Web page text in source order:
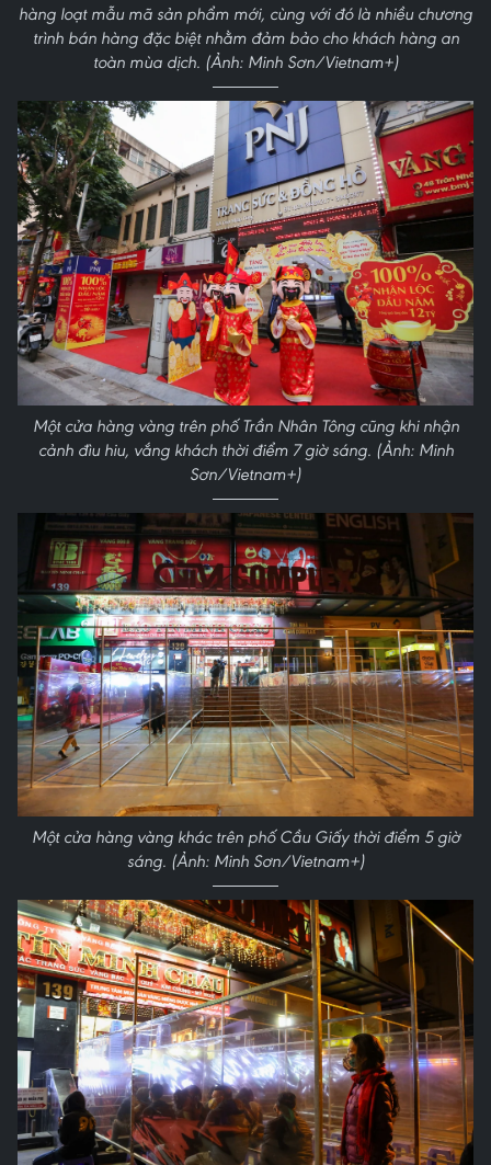
hàng loạt mẫu mã sản phẩm mới, cùng với đó là nhiều chương
trình bán hàng đặc biệt nhằm đảm bảo cho khách hàng an
toàn mùa dịch. (Ảnh: Minh Sơn/Vietnam+)
Một cửa hàng vàng trên phố Trần Nhân Tông cũng khi nhận
cảnh đìu hiu, vắng khách thời điểm 7 giờ sáng. (Ảnh: Minh
Sơn/Vietnam+)
Một cửa hàng vàng khác trên phố Cầu Giấy thời điểm 5 giờ
sáng. (Ảnh: Minh Sơn/Vietnam+)